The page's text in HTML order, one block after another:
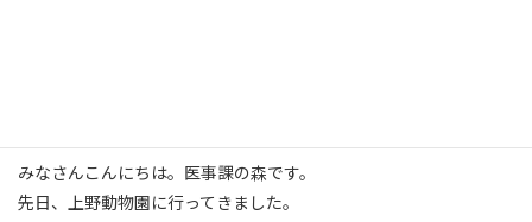
みなさんこんにちは。医事課の森です。
先日、上野動物園に行ってきました。